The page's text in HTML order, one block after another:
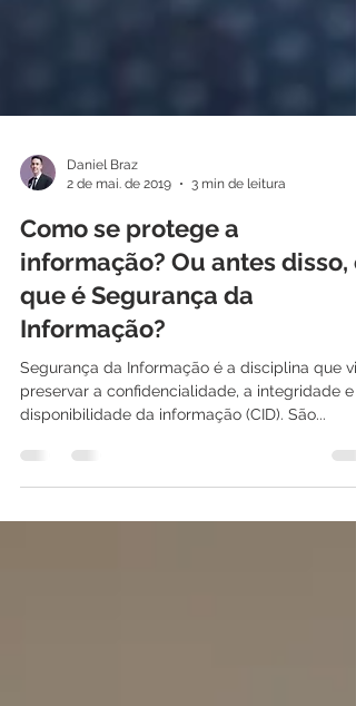
2 de mai. de 2019
3 min de leitura
Como se protege a
informação? Ou antes disso, o
que é Segurança da
Informação?
Segurança da Informação é a disciplina que
disponibilidade da informação (CID). São...